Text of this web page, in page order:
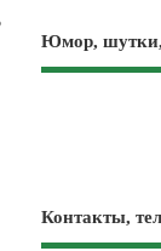
Юмор,
Контакты,